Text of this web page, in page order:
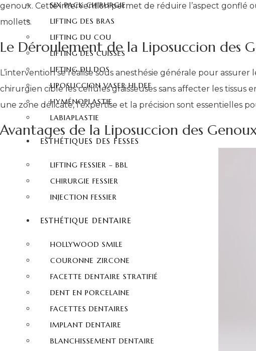
SIX PACK CHIRURGIE
LIFTING DES BRAS
LIFTING DU COU
LIFTING DES CUISSES
LIFTING DU DOS
LIPOSUCCION VASER HI DEF
HYMÉNOPLASTIE
LABIAPLASTIE
ESTHÉTIQUES DES FESSES
LIFTING FESSIER – BBL
CHIRURGIE FESSIER
INJECTION FESSIER
ESTHÉTIQUE DENTAIRE
HOLLYWOOD SMILE
COURONNE ZIRCONE
FACETTE DENTAIRE STRATIFIÉ
DENT EN PORCELAINE
FACETTES DENTAIRES
IMPLANT DENTAIRE
BLANCHISSEMENT DENTAIRE
genoux. Cette intervention permet de réduire l’aspect gonflé
mollets.
Le Déroulement de la Liposuccion des
L’intervention se réalise sous anesthésie générale pour
chirurgien cible les cellules graisseuses sans affecter les
une zone délicate, l’expertise et la précision sont essentielles
Avantages de la Liposuccion des